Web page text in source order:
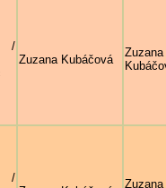
/
Zuzana Kubáčová
Zuzana
/
Zuzana